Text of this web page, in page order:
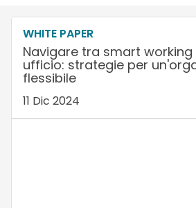
WHITE PAPER
Navigare tra smart
ufficio: strategie per
flessibile
11 Dic 2024